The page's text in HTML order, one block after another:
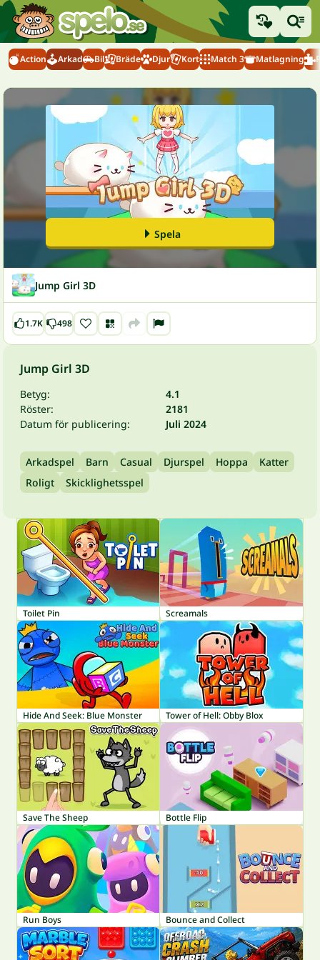
Action Arkad Bil Bräde Djur Kort Match 3 Matlagning
Spela
Jump Girl 3D
1.7K 498
Jump Girl 3D
Betyg:
4.1
Röster:
2181
Datum för publicering:
Juli 2024
Arkadspel Barn Casual Djurspel Hoppa
Katter
Roligt
Skicklighetsspel
Toilet Pin Screamals
Hide And Seek: Blue Monster Tower of Hell: Obby Blox
Save The Sheep Bottle Flip
Run Boys Bounce and Collect